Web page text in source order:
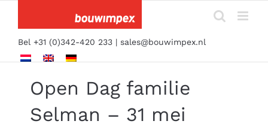
inhoud
Bel +31 (0)342-420 233 | sales@bouwimpex.nl
Open Dag familie
Selman – 31 mei